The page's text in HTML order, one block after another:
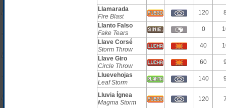
Llamarada
Fire Blast
120
Llanto Falso
Fake Tears
0
Llave Corsé
Storm Throw
40
Llave Giro
Circle Throw
60
Lluevehojas
Leaf Storm
140
Lluvia Ígnea
Magma Storm
120